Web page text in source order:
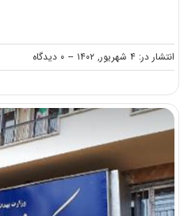
انتشار در: ۴ شهریور, ۱۴۰۲ -- ۰ دیدگاه
on
اعلام
آزمون
لیسانس
به
پزشکی
۱۴۰۲
دانشگاه
تهران